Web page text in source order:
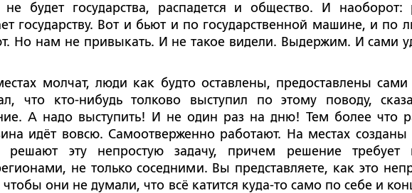
не будет государства, распадется и общество. И наоборот:
государству. Вот и бьют и по государственной машине, и по
Но нам не привыкать. И не такое видели. Выдержим. И сами
молчат, люди как будто оставлены, предоставлены
что кто-нибудь толково выступил по этому поводу,
А надо выступить! И не один раз на дню! Тем более что
идёт вовсю. Самоотверженно работают. На местах
решают эту непростую задачу, причем решение требует
не только соседними. Вы представляете, как это
они не думали, что всё катится куда-то само по себе и